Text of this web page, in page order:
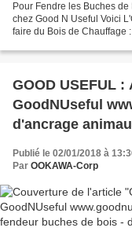
Pour Fendre les Buches
chez Good N Useful Voici
faire du Bois de Chauffage
GOOD USEFUL
GoodNUseful
d'ancrage
desensablage 4x
Publié le 02/01/2018 à
Par OOKAWA-Corp